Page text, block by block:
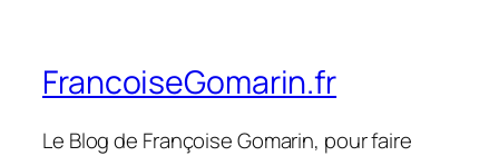
FrancoiseGomarin.fr
Le Blog de Françoise Gomarin, pour faire